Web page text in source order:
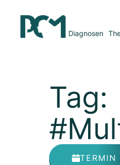
Diagnosen
Tag:
TERMIN